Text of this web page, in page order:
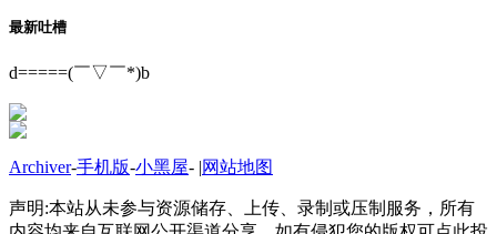
最新吐槽
d=====(￣▽￣*)b
Archiver-手机版-小黑屋- |网站地图
声明:本站从未参与资源储存、上传、录制或压制服务，所有